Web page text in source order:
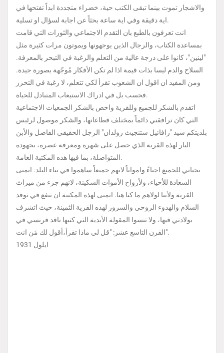
والاشجار تموت بينما تبقى الكتب حية، خضراء متجددة ابداً تفتحها في
اية دقيقة وفي اية ساعة بحثاً عن اجابة لسؤال او تسلية.
انت تعرفون بالطبع بان التقدم الاجتماعي والثورات التي قامت
بمساعدة الكتاب، والرجال الذين يوجهونها ويموتون مرات كثيرة مثل
"لينين"، كانوا على درجة عالية من التعلم والرغبة في التبحر بالمعرفة.
السلاح والدم ليسا بذات قيمة اذا لم تكن الأفكار مُوجّهة بصورة جيدة.
ومن المفيد ان اقول ان الشعوب تقرأ لكي تتعلم، لا رغبة في التحرر
فحسب بل في ادراك الاستيعاب المتبادل للحياة.
اتقدم بالشكر للجميع وللقرية واخص بالشكر الجمعيات الاجتماعية
التي كان ترافقني دائماً بمختلف قطاعاتها، والشكر موصول لرئيس
بلديتكم سيد "رافائيل ستنجيث رولدان" الرجل الحقيقي الفاضل والأبن
البار لهذه القرية الذي حصل على شهرة ومعرفة عصره، بجهوده
المتواصلة، بما فيها هذه المكتبة العامة.
تحياتي للجميع احياءً وامواتاً لانهم جميعاً ساهموا في بناء البلد. اتمنى
السعادة للأحياء، ولأرواح الأموات السكينة، لانهم جزء من ميراث
القرية ولأننا لولاهم ما كنا هنا. اتمنى لهذه المكتبة ان تنفع في توقد
السلام والهدوء الروحي والسرور لهذه القرية الثمينة، حيث اتشرف
بولادتي فيها، ولا تنسوا المقولة الأبدية التي كتبها ناقد فرنسي في
القرن التاسع عشر: "قل لي ماذا تقرأ،أقول لك مَن انت".
ايلول 1931